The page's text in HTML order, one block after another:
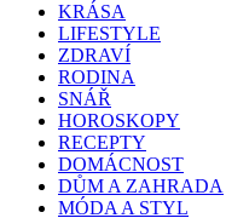
KRÁSA
LIFESTYLE
ZDRAVÍ
RODINA
SNÁŘ
HOROSKOPY
RECEPTY
DOMÁCNOST
DŮM A ZAHRADA
MÓDA A STYL